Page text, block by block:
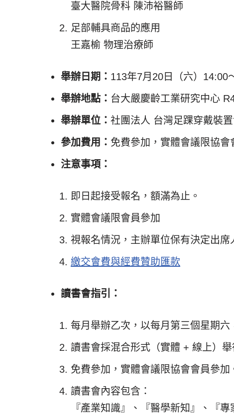
臺大醫院骨科 陳沛裕醫師
足部輔具商品的應用
王嘉榆 物理治療師
舉辦日期： 113年7月20日（六）14:00
舉辦地點： 台大嚴慶齡工業研究中心
舉辦單位： 社團法人 台灣足踝穿戴裝
參加費用： 免費參加，實體會議限協會
注意事項：
即日起接受報名，額滿為止。
實體會議限會員參加
視報名情況，主辦單位保有決定出席
繳交會費與經費贊助匯款
讀書會指引：
每月舉辦乙次，以每月第三個星期六
讀書會採混合形式（實體 + 線上）舉
免費參加，實體會議限協會會員參加
讀書會內容包含：
『產業知識』、『醫學新知』、『